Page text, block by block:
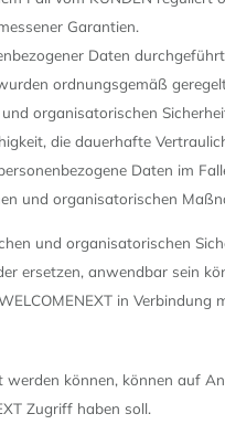
Garantien.
Daten
ordnungsgemäß
organisatorischen
die dauerhafte
Daten im
und organisatorischen
und organisatorischen
ersetzen, anwendbar sein
in
können, können auf
Zugriff haben soll.